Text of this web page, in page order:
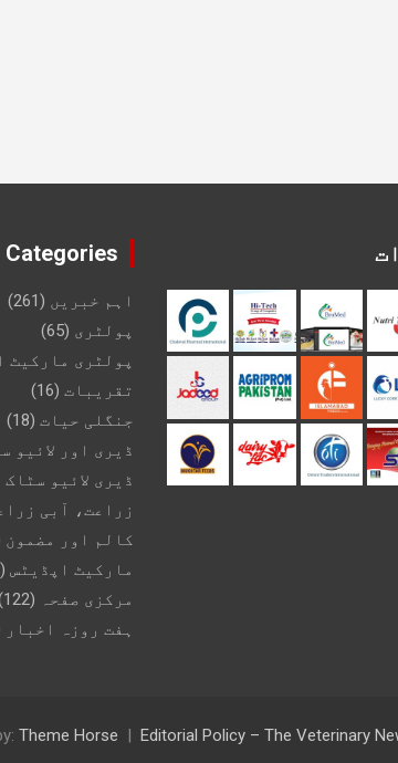
Categories
اہم خبریں (261)
پولٹری (65)
پولٹری مارکیٹ
تقریبات (16)
جنگلی حیات (18)
ڈیری اور لائیو
ڈیری لائیو
زراعت، آبی
کالم اور مضمون
مارکیٹ اپڈیٹس (3)
مرکزی صفحہ (122)
ہفت روزہ اخبار
Editorial Policy – The Veterinary
Theme Horse